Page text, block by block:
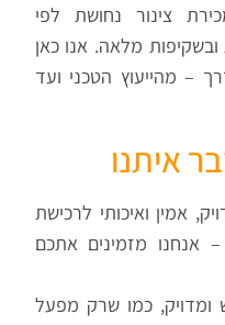
צינור נחושת לפי
מלאה. אנו כאן
– מהייעוץ הטכני ועד
איתנו
אמין ואיכותי לרכישת
אנחנו מזמינים אתכם
ומדויק, כמו שרק מפעל